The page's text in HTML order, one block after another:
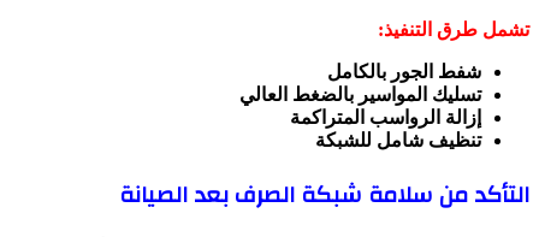
تشمل طرق التنفيذ:
شفط الجور بالكامل
تسليك المواسير بالضغط العالي
إزالة الرواسب المتراكمة
تنظيف شامل للشبكة
التأكد من سلامة شبكة الصرف بعد الصيانة